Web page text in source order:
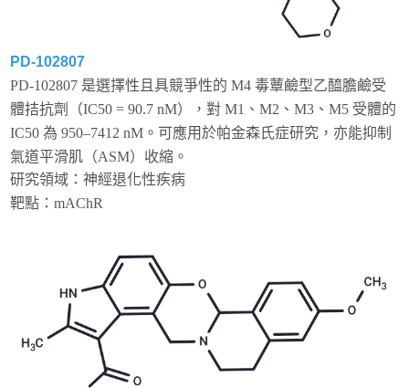
PD-102807
PD-102807 是選擇性且具競爭性的 M4 毒蕈鹼型乙醯膽鹼受
體拮抗劑（IC50 = 90.7 nM），對 M1、M2、M3、M5 受體的
IC50 為 950–7412 nM。可應用於帕金森氏症研究，亦能抑制
氣道平滑肌（ASM）收縮。
研究領域：神經退化性疾病
靶點：mAChR